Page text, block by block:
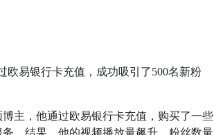
欧易银行卡充值，成功吸引了500名新粉
主，他通过欧易银行卡充值，购买了一些
。结果，他的视频播放量飙升，粉丝数量